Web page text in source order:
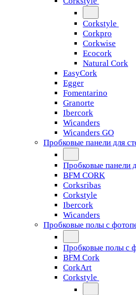
Corkstyle
Corkpro
Corkwise
Ecocork
Natural Cork
EasyCork
Egger
Fomentarino
Granorte
Ibercork
Wicanders
Wicanders GO
Пробковые панели для
Пробковые панели
BFM CORK
Corksribas
Corkstyle
Ibercork
Wicanders
Пробковые полы с
Пробковые полы с
BFM Cork
CorkArt
Corkstyle